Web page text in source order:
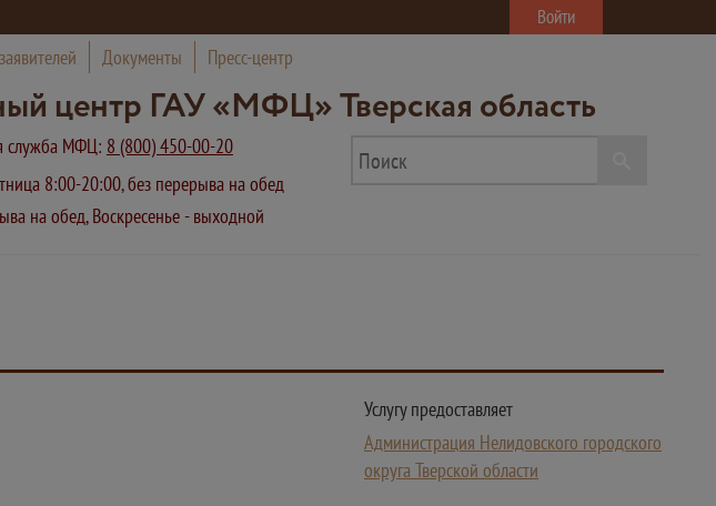
Войти
Документы Пресс-центр
центр ГАУ «МФЦ» Тверская область
служба МФЦ: 8 (800) 450-00-20
8:00-20:00, без перерыва на обед
на обед, Воскресенье - выходной
Услугу предоставляет
Администрация Нелидовского городского
округа Тверской области